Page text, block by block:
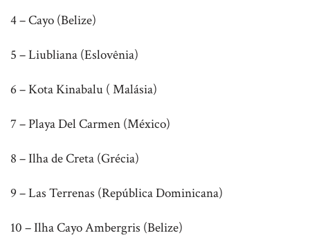
4 – Cayo (Belize)
5 – Liubliana (Eslovênia)
6 – Kota Kinabalu ( Malásia)
7 – Playa Del Carmen (México)
8 – Ilha de Creta (Grécia)
9 – Las Terrenas (República Dominicana)
10 – Ilha Cayo Ambergris (Belize)